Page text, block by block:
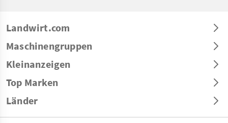
Landwirt.com
Maschinengruppen
Kleinanzeigen
Top Marken
Länder